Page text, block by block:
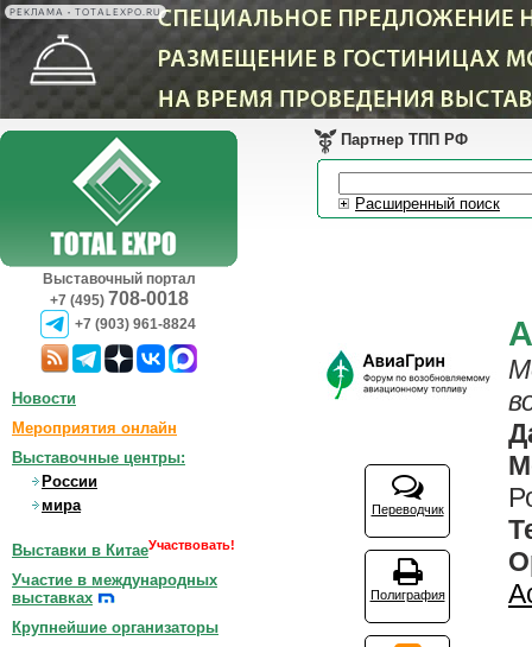
РЕКЛАМА • TOTALEXPO.RU
Выставочный портал
+7 (495) 708-0018
+7 (903) 961-8824
Партнер ТПП РФ
Расширенный поиск
Переводчик
Полиграфия
Новости
Мероприятия онлайн
Выставочные центры:
России
мира
Выставки в КитаеУчаствовать!
Участие в международных
выставках
Крупнейшие организаторы